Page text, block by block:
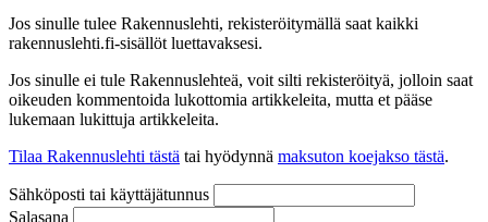
Jos sinulle tulee Rakennuslehti, rekisteröitymällä saat kaikki
rakennuslehti.fi-sisällöt luettavaksesi.
Jos sinulle ei tule Rakennuslehteä, voit silti rekisteröityä, jolloin saat
oikeuden kommentoida lukottomia artikkeleita, mutta et pääse
lukemaan lukittuja artikkeleita.
Tilaa Rakennuslehti tästä tai hyödynnä maksuton koejakso tästä.
Sähköposti tai käyttäjätunnus
Salasana